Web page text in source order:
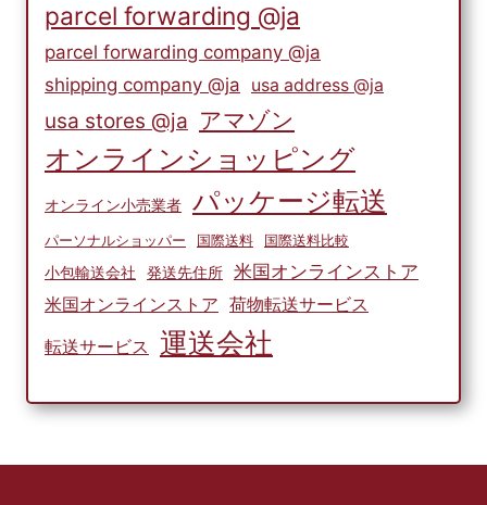
parcel forwarding @ja
parcel forwarding company @ja
shipping company @ja
usa address @ja
usa stores @ja アマゾン
オンラインショッピング
オンライン小売業者 パッケージ転送
パーソナルショッパー 国際送料 国際送料比較
小包輸送会社 発送先住所 米国オンラインストア
米国オンラインストア 荷物転送サービス
転送サービス 運送会社